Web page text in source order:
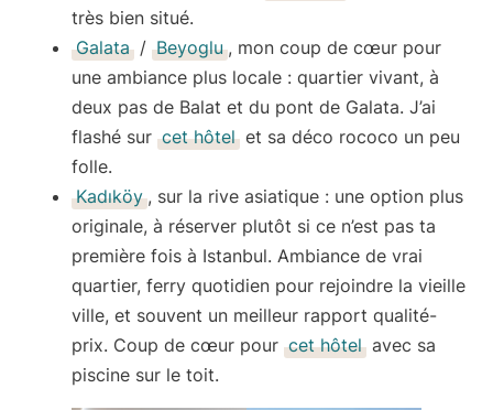
très bien situé.
Galata / Beyoglu , mon coup de cœur pour
une ambiance plus locale : quartier vivant, à
deux pas de Balat et du pont de Galata. J’ai
flashé sur cet hôtel et sa déco rococo un peu
folle.
Kadıköy , sur la rive asiatique : une option plus
originale, à réserver plutôt si ce n’est pas ta
première fois à Istanbul. Ambiance de vrai
quartier, ferry quotidien pour rejoindre la vieille
ville, et souvent un meilleur rapport qualité-
prix. Coup de cœur pour cet hôtel avec sa
piscine sur le toit.